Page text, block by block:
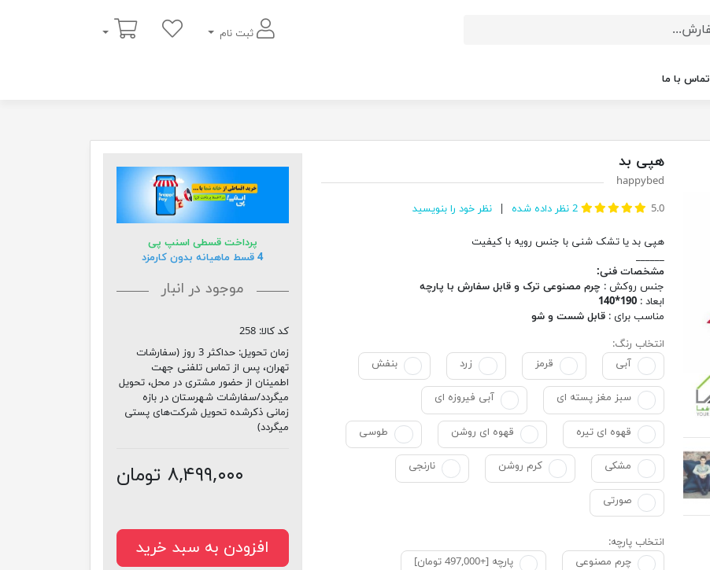
ثبت نام
سبد خرید
تماس با ما
هپی بد
happybed
5.0
2نظر داده شده نظر خود را بنویسید
هپی بد یا تشک شنی با جنس رویه با کیفیت
______
مشخصات فنی:
جنس روکش : چرم مصنوعی ترک و قابل سفارش با پارچه
ابعاد : 190*140
مناسب برای : قابل شست و شو
انتخاب رنگ:
آبی
قرمز زرد بنفش
سبز مغز پسته ای آبی فیروزه ای
قهوه ای تیره قهوه ای روشن طوسی
مشکی کرم روشن نارنجی
صورتی
انتخاب پارچه:
چرم مصنوعی
پارچه [+497,000 تومان]
پرداخت قسطی اسنپ پی
4 قسط ماهیانه بدون کارمزد
موجود در انبار
کد کالا: 258
زمان تحویل:
حداکثر 3 روز (سفارشات
تهران، پس از تماس تلفنی جهت
اطمینان از حضور مشتری در محل، تحویل
میگردد/سفارشات شهرستان در بازه
زمانی ذکرشده تحویل شرکت‌های پستی
میگردد)
۸,۴۹۹,۰۰۰ تومان
افزودن به سبد خرید